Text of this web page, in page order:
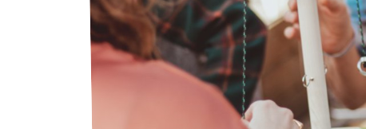
bedrijfsuitjes